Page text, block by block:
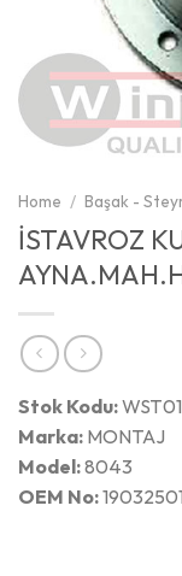
Home / Başak -
İSTAVROZ
Stok Kodu:
Marka: MONTAJ
Model:8043
OEM No: